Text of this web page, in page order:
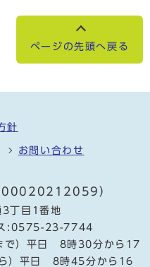
ページの先頭へ戻る
針
お問い合わせ
）
丁目1番地
:0575-23-7744
で）平日 8時30分から17
）平日 8時45分から16